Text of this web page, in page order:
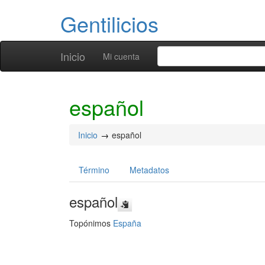
Gentilicios
Inicio Mi cuenta
español
Inicio español
Término Metadatos
español
Topónimos España